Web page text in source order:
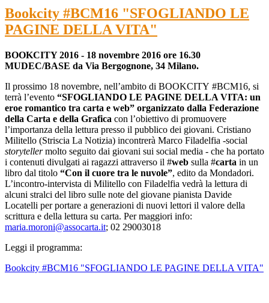
Bookcity #BCM16 "SFOGLIANDO LE
PAGINE DELLA VITA"
BOOKCITY 2016 - 18 novembre 2016 ore 16.30
MUDEC/BASE da Via Bergognone, 34 Milano.
Il prossimo 18 novembre, nell’ambito di BOOKCITY #BCM16, si
terrà l’evento “SFOGLIANDO LE PAGINE DELLA VITA: un
eroe romantico tra carta e web” organizzato dalla Federazione
della Carta e della Grafica con l’obiettivo di promuovere
l’importanza della lettura presso il pubblico dei giovani. Cristiano
Militello (Striscia La Notizia) incontrerà Marco Filadelfia -social
storytellermolto seguito dai giovani sui social media - che ha portato
i contenuti divulgati ai ragazzi attraverso il #web sulla #carta in un
libro dal titolo “Con il cuore tra le nuvole”, edito da Mondadori.
L’incontro-intervista di Militello con Filadelfia vedrà la lettura di
alcuni stralci del libro sulle note del giovane pianista Davide
Locatelli per portare a generazioni di nuovi lettori il valore della
scrittura e della lettura su carta. Per maggiori info:
maria.moroni@assocarta.it; 02 29003018
Leggi il programma:
Bookcity #BCM16 "SFOGLIANDO LE PAGINE DELLA VITA"